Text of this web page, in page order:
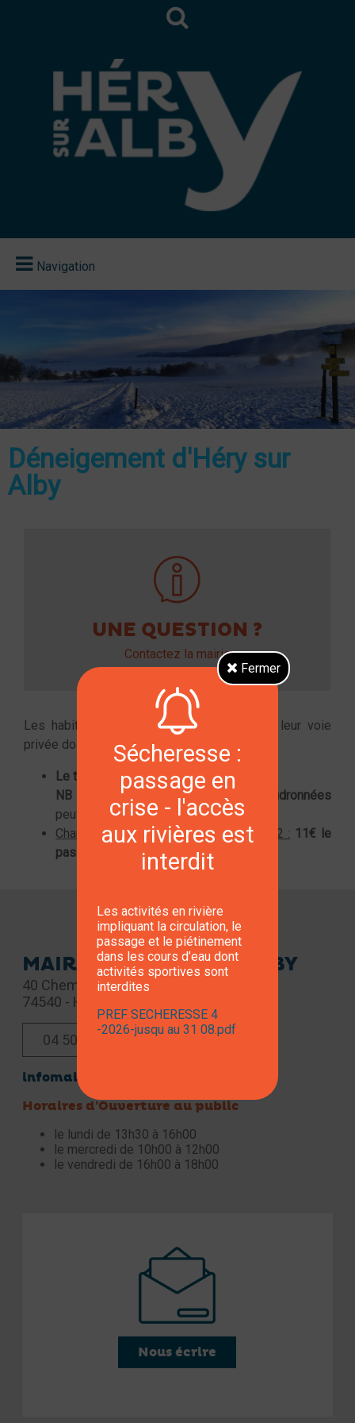
Navigation
Déneigement d'Héry sur
Alby
UNE QUESTION ?
Contactez la mairie
Les habitants qui souhaitent faire déneiger leur voie
privée doivent s'inscrire en mairie.
Le tarif est de 10 € le passage.
NB :
Seules les voies privées
goudronnées
peuvent être déneigées.
Changement de tarif au 1er janvier 2022 : 11€ le
passage
MAIRIE DE HÉRY SUR ALBY
40 Chemin des Ecoliers
74540 - HERY SUR ALBY
04 50 68 17 62
infomairie@herysuralby.fr
Horaires d'Ouverture au public
le lundi de 13h30 à 16h00
le mercredi de 10h00 à 12h00
le vendredi de 16h00 à 18h00
Nous écrire
Fermer
Sécheresse :
passage en
crise - l'accès
aux rivières est
interdit
Les activités en rivière
impliquant la circulation, le
passage et le piétinement
dans les cours d’eau dont
activités sportives sont
interdites
PREF SECHERESSE 4
-2026-jusqu au 31 08.pdf